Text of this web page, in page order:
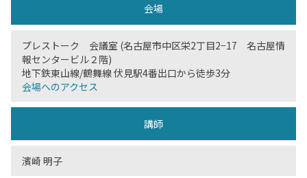
会場
プレストーク 会議室 (名古屋市中区栄2丁目2−17 名古屋情
報センタービル２階)
地下鉄東山線/鶴舞線 伏見駅4番出口から徒歩3分
会場へのアクセス
講師
濱崎 明子